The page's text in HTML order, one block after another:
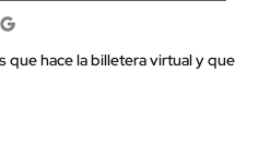
que hace la billetera virtual y que